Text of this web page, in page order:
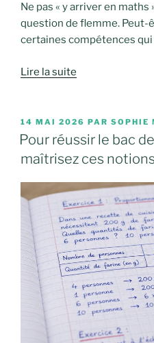
Ne pas « y arriver en maths
question de flemme. Peut-
certaines compétences qui
Lire la suite
PUBLIÉ
LE
14 MAI 2026 PAR SOPHIE
Pour réussir le bac
maîtrisez ces